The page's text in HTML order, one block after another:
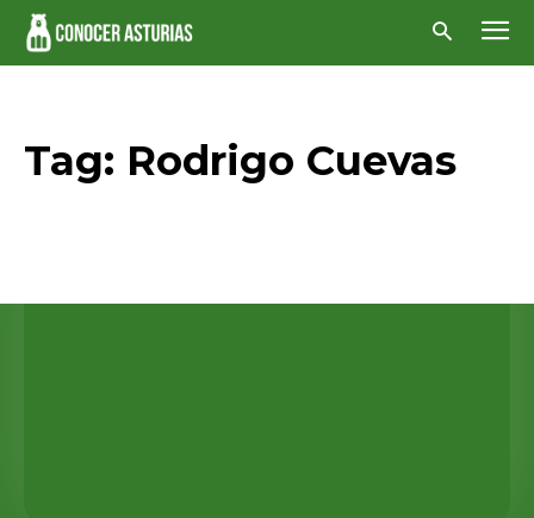
Tag: Rodrigo Cuevas